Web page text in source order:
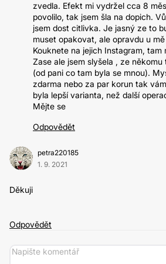
zvedla. Efekt mi vydržel cca 8
povolilo, tak jsem šla na dopich.
jsem dost citlivka. Je jasný ze to
muset opakovat, ale opravdu u
Kouknete na jejich Instagram,
Zase ale jsem slyšela , ze
(od pani co tam byla se mnou).
zdarma nebo za par korun tak
byla lepší varianta, než další
Mějte se
Odpovědět
petra220185
1. 9. 2021
Děkuji
Odpovědět